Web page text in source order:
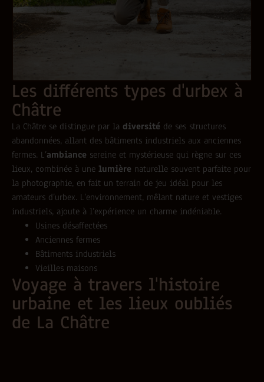
Les différents types d'urbex à
Châtre
La Châtre se distingue par la diversité de ses structures
abandonnées, allant des bâtiments industriels aux anciennes
fermes. L’ambiance sereine et mystérieuse qui règne sur ces
lieux, combinée à une lumière naturelle souvent parfaite pour
la photographie, en fait un terrain de jeu idéal pour les
amateurs d’urbex. L’environnement, mêlant nature et vestiges
industriels, ajoute à l’expérience un charme indéniable.
Usines désaffectées
Anciennes fermes
Bâtiments industriels
Vieilles maisons
Voyage à travers l'histoire
urbaine et les lieux oubliés
de La Châtre